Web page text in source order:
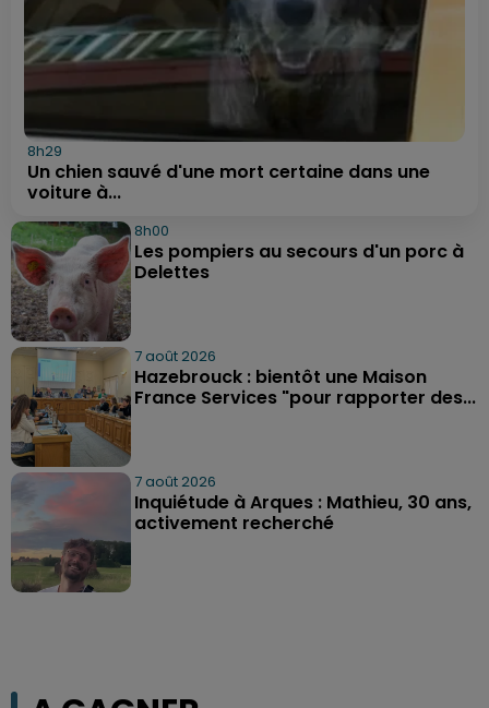
8h29
Un chien sauvé d'une mort certaine dans une
voiture à...
8h00
Les pompiers au secours d'un porc à
Delettes
7 août 2026
Hazebrouck : bientôt une Maison
France Services "pour rapporter des...
7 août 2026
Inquiétude à Arques : Mathieu, 30 ans,
activement recherché